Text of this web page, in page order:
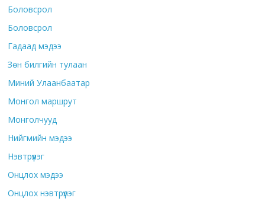
Боловсрол
Боловсрол
Гадаад мэдээ
Зөн билгийн тулаан
Миний Улаанбаатар
Монгол маршрут
Монголчууд
Нийгмийн мэдээ
Нэвтрүүлэг
Онцлох мэдээ
Онцлох нэвтрүүлэг